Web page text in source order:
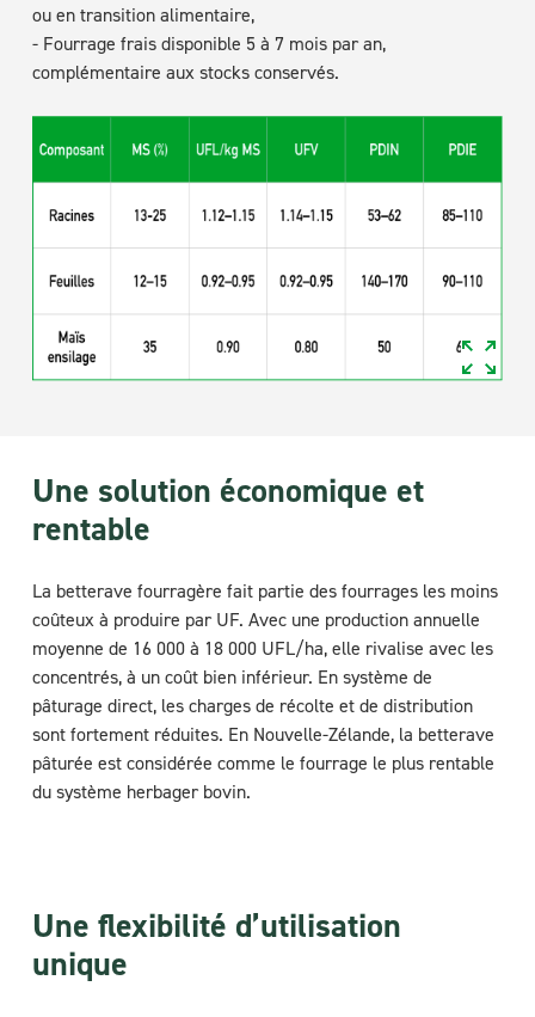
ou en transition alimentaire,
- Fourrage frais disponible 5 à 7 mois par an,
complémentaire aux stocks conservés.
Une solution économique et
rentable
La betterave fourragère fait partie des fourrages les moins
coûteux à produire par UF. Avec une production annuelle
moyenne de 16 000 à 18 000 UFL/ha, elle rivalise avec les
concentrés, à un coût bien inférieur. En système de
pâturage direct, les charges de récolte et de distribution
sont fortement réduites. En Nouvelle-Zélande, la betterave
pâturée est considérée comme le fourrage le plus rentable
du système herbager bovin.
Une flexibilité d’utilisation
unique